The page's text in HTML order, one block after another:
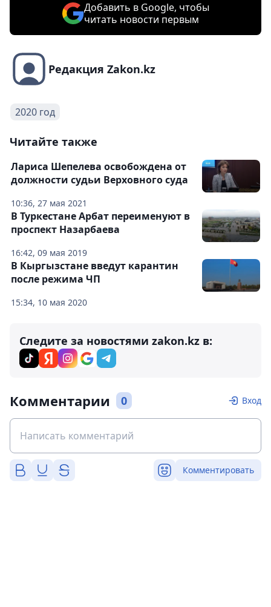
Добавить в Google, чтобы
читать новости первым
Редакция Zakon.kz
2020 год
Читайте также
10:36, 27 мая 2021
Лариса Шепелева освобождена от
должности судьи Верховного суда
16:42, 09 мая 2019
В Туркестане Арбат переименуют в
проспект Назарбаева
15:34, 10 мая 2020
В Кыргызстане введут карантин
после режима ЧП
Следите за новостями zakon.kz в:
Комментарии 0 Вход
Комментировать